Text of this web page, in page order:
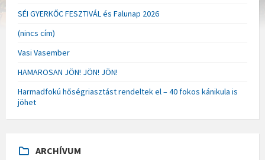
SÉI GYERKŐC FESZTIVÁL és Falunap 2026
(nincs cím)
Vasi Vasember
HAMAROSAN JÖN! JÖN! JÖN!
Harmadfokú hőségriasztást rendeltek el – 40 fokos kánikula is
jöhet
ARCHÍVUM